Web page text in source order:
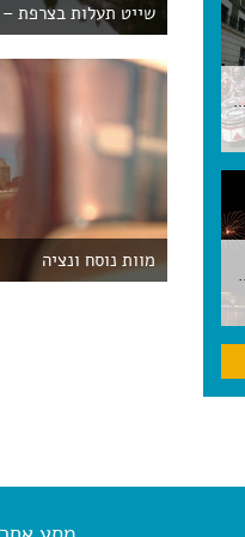
שייט תעלות בצרפת
מוות נוסח ונציה